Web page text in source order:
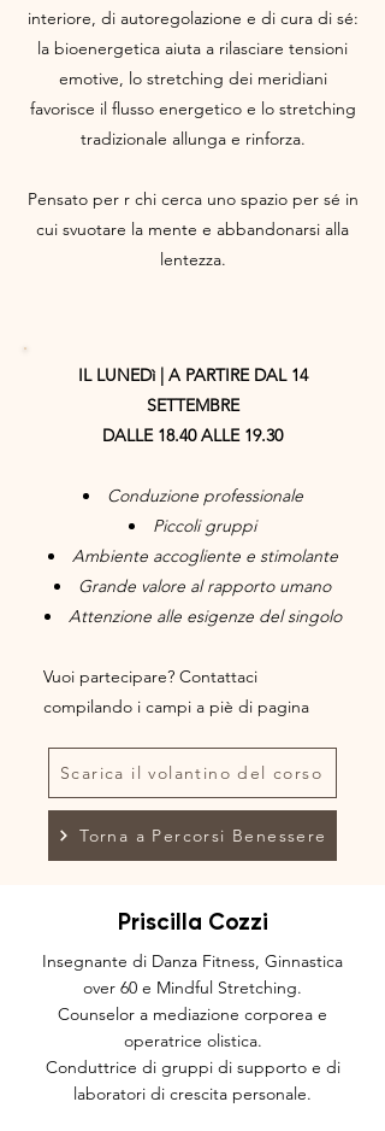
interiore, di autoregolazione e di cura di sé:
la bioenergetica aiuta a rilasciare tensioni
emotive, lo stretching dei meridiani
favorisce il flusso energetico e lo stretching
tradizionale allunga e rinforza.
Pensato per r chi cerca uno spazio per sé in
cui svuotare la mente e abbandonarsi alla
lentezza.
IL LUNEDì | A PARTIRE DAL 14
SETTEMBRE
DALLE 18.40 ALLE 19.30
Conduzione professionale
Piccoli gruppi
Ambiente accogliente e stimolante
Grande valore al rapporto umano
Attenzione alle esigenze del singolo
Vuoi partecipare? Contattaci
compilando i campi a piè di pagina
Scarica il volantino del corso
Torna a Percorsi Benessere
Priscilla Cozzi
Insegnante di Danza Fitness, Ginnastica
over 60 e Mindful Stretching.
Counselor a mediazione corporea e
operatrice olistica.
Conduttrice di gruppi di supporto e di
laboratori di crescita personale.